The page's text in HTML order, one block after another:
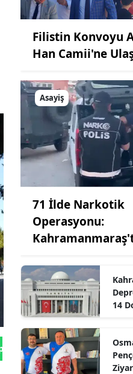
Gönder
Filistin Konvoyu
Han Camii'ne
Asayiş
71 İlde Narkotik
Operasyonu:
14